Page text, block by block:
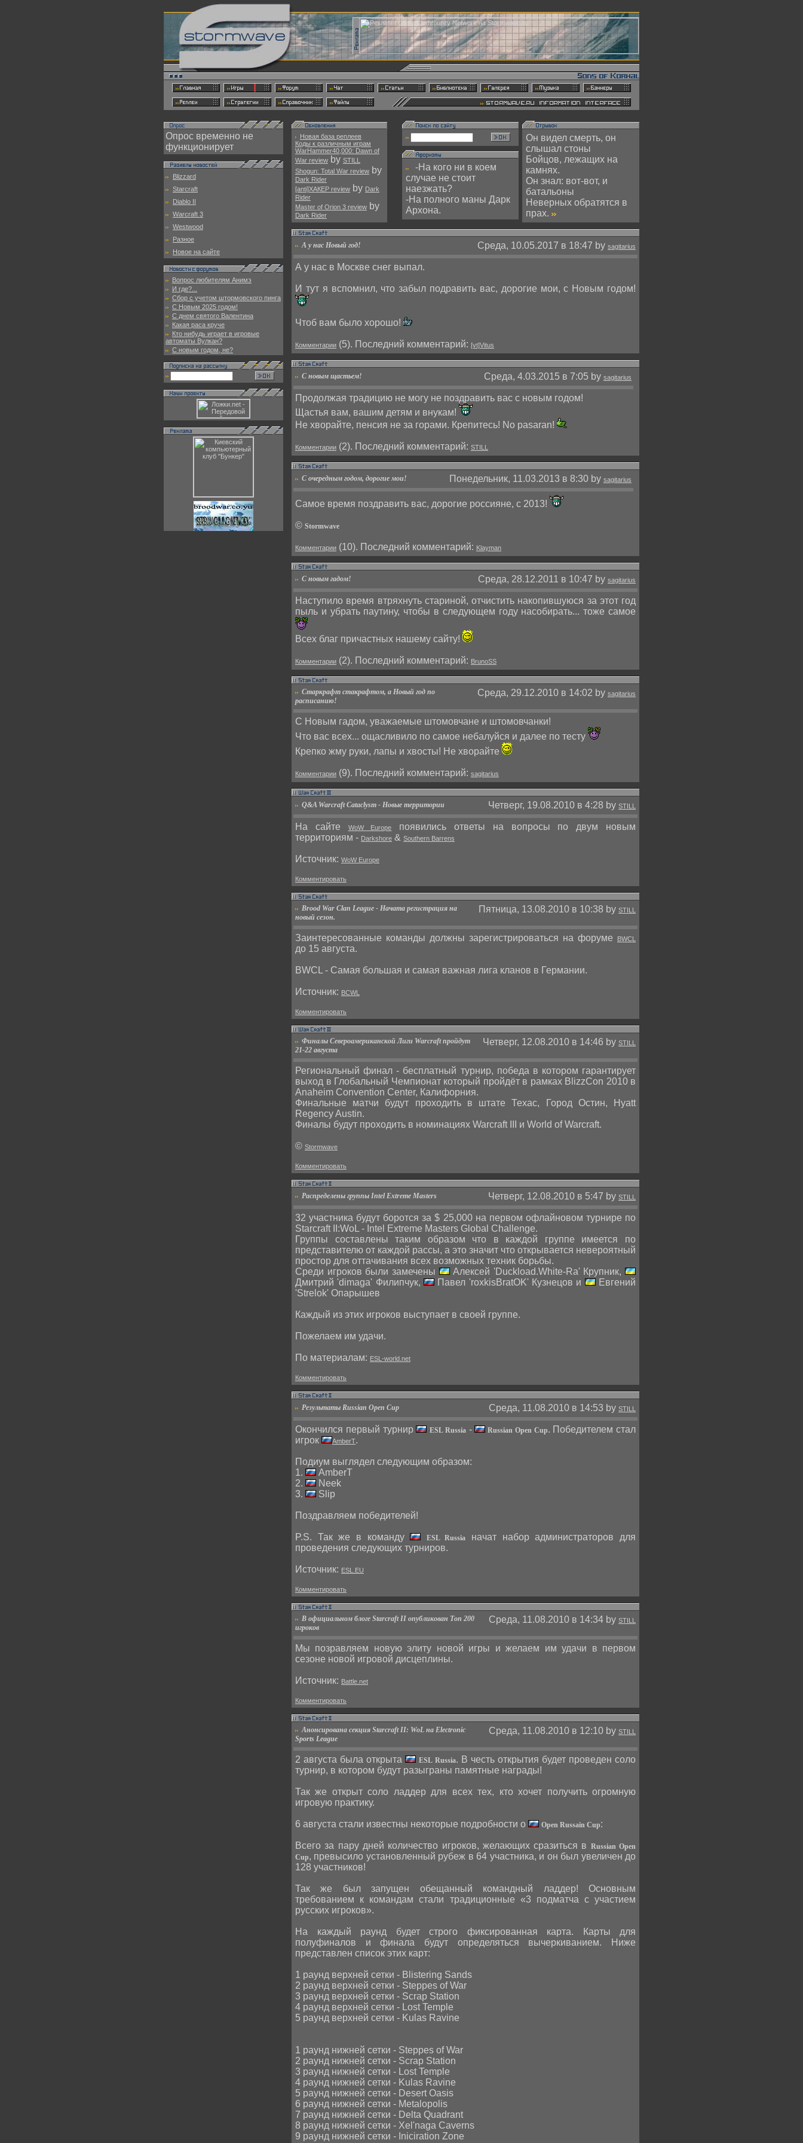
Опрос временно не
функционирует
Blizzard
Starcraft
Diablo II
Warcraft 3
Westwood
Разное
Новое на сайте
Вопрос любителям Анимэ
И где?...
Сбор с учетом штормовского пинга
С Новым 2025 годом!
С днем святого Валентина
Какая раса круче
Кто нибудь играет в игровые
автоматы Вулкан?
С новым годом, не?
Новая база реплеев
Коды к различным играм
WarHammer40,000: Dawn of
War review by STILL
Shogun: Total War review by
Dark Rider
[anti]ХАКЕР review by Dark
Rider
Master of Orion 3 review by
Dark Rider
-На кого ни в коем
случае не стоит
наезжать?
-На полного маны Дарк
Архона.
Он видел смерть, он
слышал стоны
Бойцов, лежащих на
камнях.
Он знал: вот-вот, и
батальоны
Неверных обратятся в
прах.
А у нас Новый год! Среда, 10.05.2017 в 18:47 by sagitarius
А у нас в Москве снег выпал.
И тут я вспомнил, что забыл подравить вас, дорогие мои, с Новым годом!
Чтоб вам было хорошо!
Комментарии (5). Поcледний комментарий: [vt]Vitus
С новым щастьем! Среда, 4.03.2015 в 7:05 by sagitarius
Продолжая традицию не могу не поздравить вас с новым годом!
Щастья вам, вашим детям и внукам!
Не хворайте, пенсия не за горами. Крепитесь! No pasaran!
Комментарии (2). Поcледний комментарий: STILL
С очередным годом, дорогие мои! Понедельник, 11.03.2013 в 8:30 by sagitarius
Самое время поздравить вас, дорогие россияне, с 2013!
© Stormwave
Комментарии (10). Поcледний комментарий: Klayman
С новым гадом! Среда, 28.12.2011 в 10:47 by sagitarius
Наступило время втряхнуть стариной, отчистить накопившуюся за этот год
пыль и убрать паутину, чтобы в следующем году насобирать... тоже самое
Всех благ причастных нашему сайту!
Комментарии (2). Поcледний комментарий: BrunoSS
Старкрафт стакрафтом, а Новый год по
расписанию!
Среда, 29.12.2010 в 14:02 by sagitarius
С Новым гадом, уважаемые штомовчане и штомовчанки!
Что вас всех... ощасливило по самое небалуйся и далее по тесту
Крепко жму руки, лапы и хвосты! Не хворайте
Комментарии (9). Поcледний комментарий: sagitarius
Q&A Warcraft Cataclysm - Новые территории Четверг, 19.08.2010 в 4:28 by STILL
На сайте WoW Europe
появились ответы на вопросы по двум новым
территориям - Darkshore & Southern Barrens
Источник: WoW Europe
Комментировать
Brood War Clan League - Начата регистрация на
новый сезон.
Пятница, 13.08.2010 в 10:38 by STILL
Заинтересованные команды должны зарегистрироваться на форуме BWCL
до 15 августа.
BWCL - Самая большая и самая важная лига кланов в Германии.
Источник: BCWL
Комментировать
Финалы Североамериканской Лиги Warcraft пройдут
21-22 августа
Четверг, 12.08.2010 в 14:46 by STILL
Региональный финал - бесплатный турнир, победа в котором гарантирует
выход в Глобальный Чемпионат который пройдёт в рамках BlizzCon 2010 в
Anaheim Convention Center, Калифорния.
Финальные матчи будут проходить в штате Техас, Город Остин, Hyatt
Regency Austin.
Финалы будут проходить в номинациях Warcraft III и World of Warcraft.
© Stormwave
Комментировать
Распределены группы Intel Extreme Masters Четверг, 12.08.2010 в 5:47 by STILL
32 участника будут боротся за $ 25,000 на первом офлайновом турнире по
Starcraft II:WoL - Intel Extreme Masters Global Challenge.
Группы составлены таким образом что в каждой группе имеется по
представителю от каждой рассы, а это значит что открывается невероятный
простор для оттачивания всех возможных техник борьбы.
Среди игроков были замечены
Алексей 'Duckload.White-Ra' Крупник,
Дмитрий 'dimaga' Филипчук,
Павел 'roxkisBratOK' Кузнецов и
Евгений
'Strelok' Опарышев
Каждый из этих игроков выступает в своей группе.
Пожелаем им удачи.
По материалам: ESL-world.net
Комментировать
Результаты Russian Open Cup Среда, 11.08.2010 в 14:53 by STILL
Окончился первый турнир ESL Russia- Russian Open Cup. Победителем стал
игрок
AmberT.
Подиум выглядел следующим образом:
1.
AmberT
2.
Neek
3.
Slip
Поздравляем победителей!
P.S. Так же в команду ESL Russia
начат набор администраторов для
проведения следующих турниров.
Источник: ESL.EU
Комментировать
В официальном блоге Starcraft II опубликован Топ 200
игроков
Среда, 11.08.2010 в 14:34 by STILL
Мы позравляем новую элиту новой игры и желаем им удачи в первом
сезоне новой игровой дисцеплины.
Источник: Battle.net
Комментировать
Анонсирована секция Starcraft II: WoL на Electronic
Sports League
Среда, 11.08.2010 в 12:10 by STILL
2 августа была открыта ESL Russia. В честь открытия будет проведен соло
турнир, в котором будут разыграны памятные награды!
Так же открыт соло ладдер для всех тех, кто хочет получить огромную
игровую практику.
6 августа стали известны некоторые подробности о Open Russain Cup:
Всего за пару дней количество игроков, желающих сразиться в Russian Open
Cup, превысило установленный рубеж в 64 участника, и он был увеличен до
128 участников!
Так же был запущен обещанный командный ладдер! Основным
требованием к командам стали традиционные «3 подматча с участием
русских игроков».
На каждый раунд будет строго фиксированная карта. Карты для
полуфиналов и финала будут определяться вычеркиванием. Ниже
представлен список этих карт:
1 раунд верхней сетки - Blistering Sands
2 раунд верхней сетки - Steppes of War
3 раунд верхней сетки - Scrap Station
4 раунд верхней сетки - Lost Temple
5 раунд верхней сетки - Kulas Ravine
1 раунд нижней сетки - Steppes of War
2 раунд нижней сетки - Scrap Station
3 раунд нижней сетки - Lost Temple
4 раунд нижней сетки - Kulas Ravine
5 раунд нижней сетки - Desert Oasis
6 раунд нижней сетки - Metalopolis
7 раунд нижней сетки - Delta Quadrant
8 раунд нижней сетки - Xel'naga Caverns
9 раунд нижней сетки - Iniciration Zone